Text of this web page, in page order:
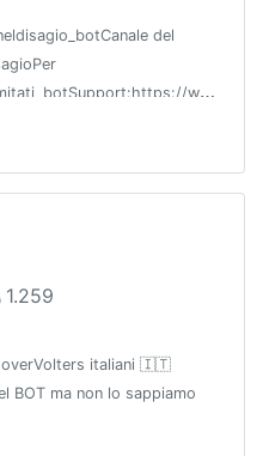
del
info&Sponsor:@QuattropassiLimitati_botSupport:https://www.paypal.me/4PassineldisagioInstagram:https://www.instagram.com/officialquattropassineldisagio
1.259
overVolters italiani 🇮🇹
BOT ma non lo sappiamo